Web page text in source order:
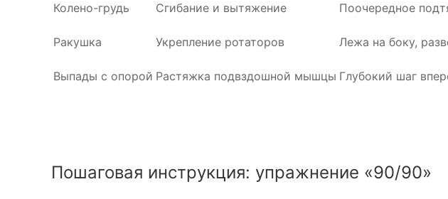
Колено-грудь Сгибание и вытяжение Поочередное
Ракушка Укрепление ротаторов Лежа на боку,
Выпады с опорой Растяжка подвздошной мышцы Глубокий шаг
Пошаговая инструкция: упражнение «90/90»